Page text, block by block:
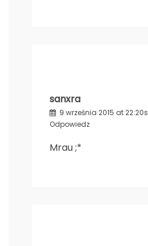
sanxra
9 września 2015 at 22:20s
Odpowiedz
Mrau ;*